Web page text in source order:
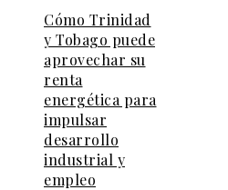
Cómo Trinidad
y Tobago puede
aprovechar su
renta
energética para
impulsar
desarrollo
industrial y
empleo